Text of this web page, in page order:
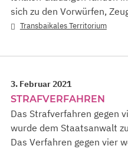
sich zu den Vorwürfen,
Transbaikales Territorium
3. Februar 2021
STRAFVERFAHREN
Das Strafverfahren gegen
wurde dem Staatsanwalt
Das Verfahren gegen vier